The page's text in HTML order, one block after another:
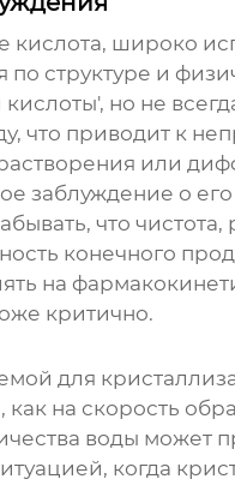
кислота, широко
структуре и
кислоты', но не
что приводит к
или
заблуждение о
что
конечного
на
критично.
для
на скорость
воды
когда